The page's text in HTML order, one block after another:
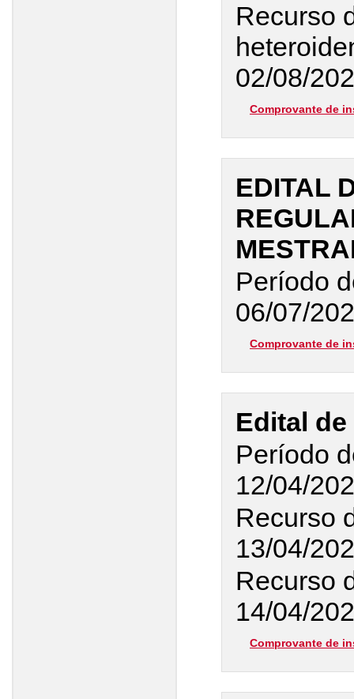
Recurso
02/08/
Comprovante de
EDITAL
Período
06/07/
Comprovante de
Edital
Período
12/04/
Recurso
13/04/
Recurso
14/04/
Comprovante de